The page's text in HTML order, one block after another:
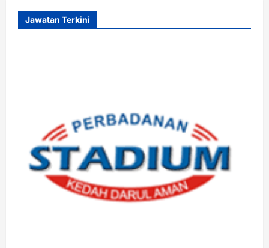
Jawatan Terkini